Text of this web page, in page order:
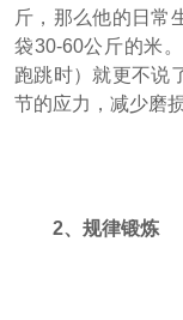
斤，那么他的日常
袋30-60公斤的米
跑跳时）就更不说
节的应力，减少磨损
2、规律锻炼